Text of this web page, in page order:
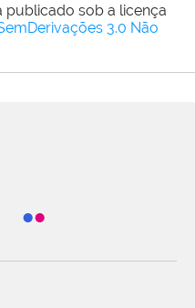
publicado sob a licença
3.0 Não